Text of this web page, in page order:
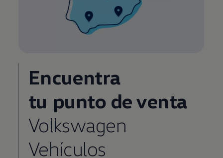
Encuentra
tu punto de venta
Volkswagen
Vehículos